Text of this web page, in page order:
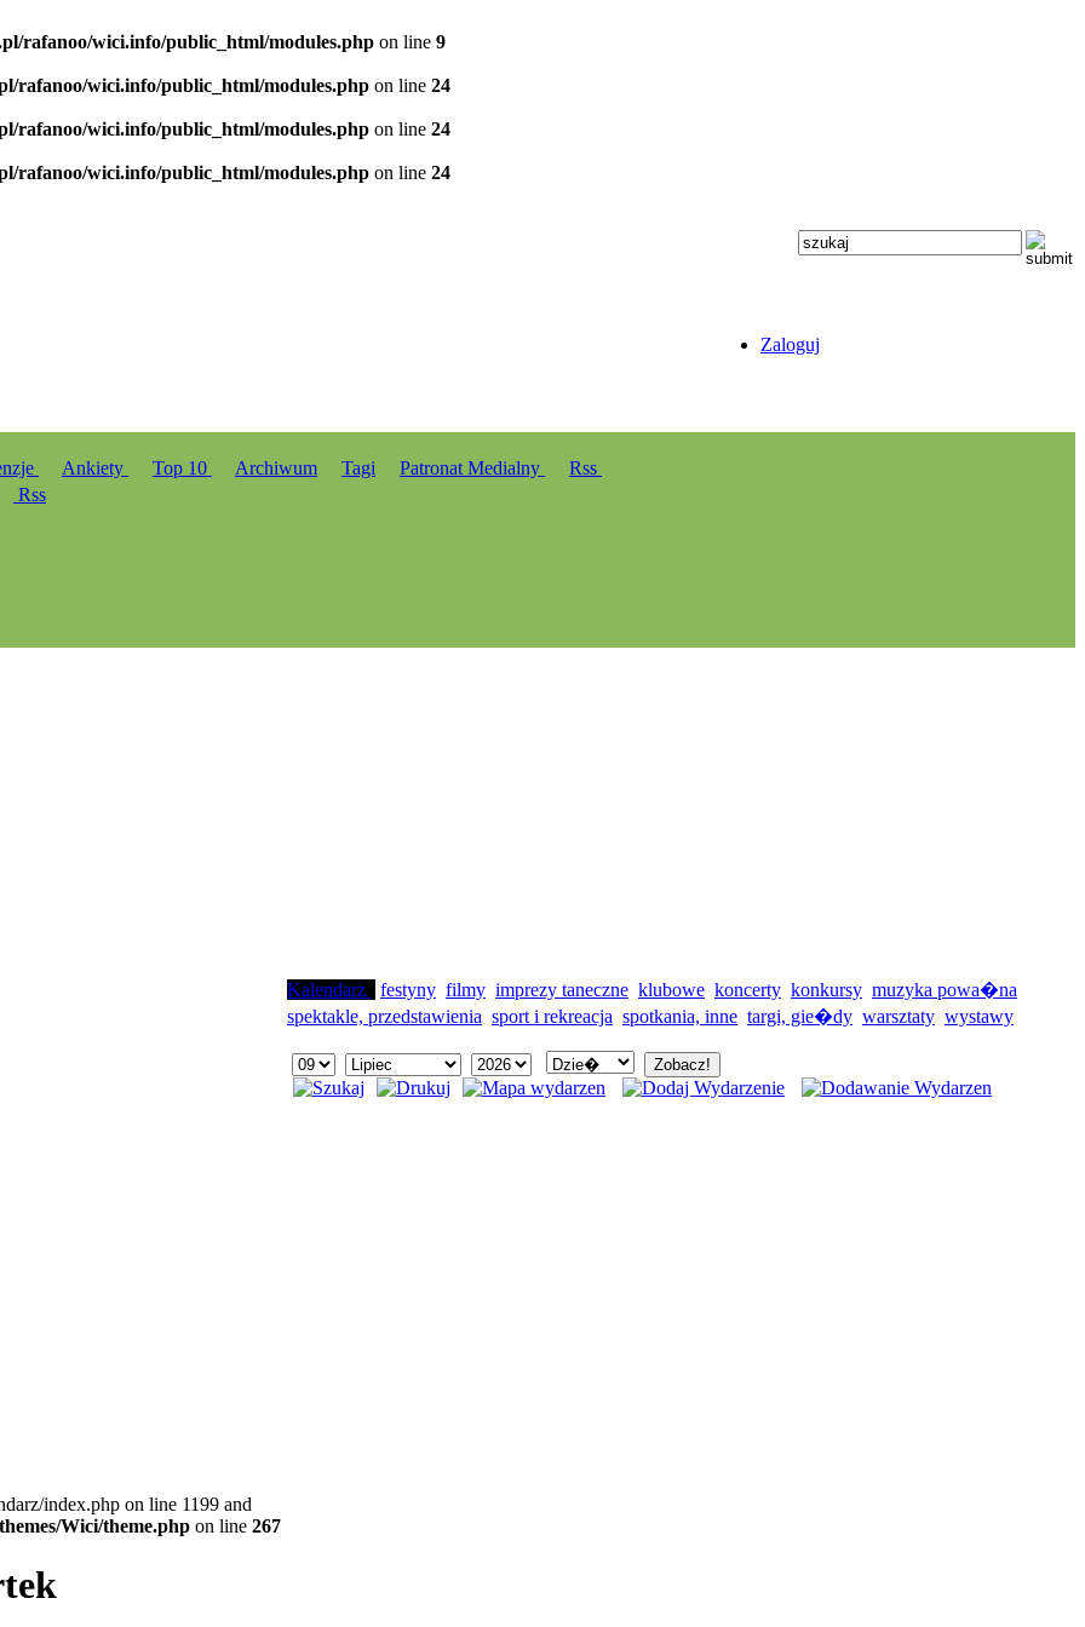
rafanoo/wici.info/public_html/modules.php on line 9
rafanoo/wici.info/public_html/modules.php on line 24
rafanoo/wici.info/public_html/modules.php on line 24
rafanoo/wici.info/public_html/modules.php on line 24
Zaloguj
Ankiety Top 10 Archiwum Tagi Patronat Medialny
Rss
Rss
index.php on line 1199 and
Wici/theme.php on line 267
Kalendarz festyny filmy imprezy taneczne klubowe koncerty konkursy muzyka powa�na
spektakle, przedstawienia sport i rekreacja spotkania, inne targi, gie�dy warsztaty wystawy